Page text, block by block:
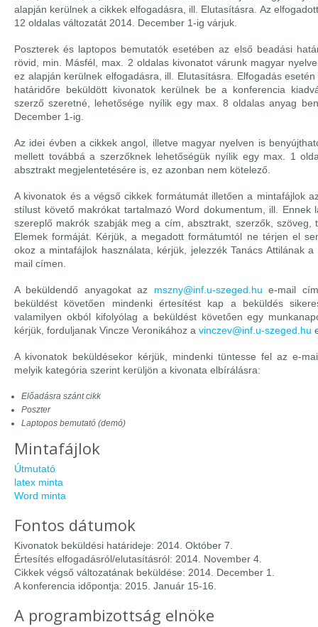
alapján kerülnek a cikkek elfogadásra, ill. Elutasításra. Az
12 oldalas változatát 2014. December 1-ig várjuk.
Poszterek és laptopos bemutatók esetében az első beadási
rövid, min. Másfél, max. 2 oldalas kivonatot várunk magyar
ez alapján kerülnek elfogadásra, ill. Elutasításra. Elfogadás
határidőre beküldött kivonatok kerülnek be a konferencia
szerző szeretné, lehetősége nyílik egy max. 8 oldalas anyag
December 1-ig.
Az idei évben a cikkek angol, illetve magyar nyelven is
mellett továbbá a szerzőknek lehetőségük nyílik egy max. 1
absztrakt megjelentetésére is, ez azonban nem kötelező.
A kivonatok és a végső cikkek formátumát illetően a mintafájlok
stílust követő makrókat tartalmazó Word dokumentum, ill. Ennek
szereplő makrók szabják meg a cím, absztrakt, szerzők, szöveg,
Elemek formáját. Kérjük, a megadott formátumtól ne térjen el
okoz a mintafájlok használata, kérjük, jelezzék Tanács Attilának a
mail címen.
A beküldendő anyagokat az mszny@inf.u-szeged.hu e-mail
beküldést követően mindenki értesítést kap a beküldés
valamilyen okból kifolyólag a beküldést követően egy
kérjük, forduljanak Vincze Veronikához a vinczev@inf.u-szeged.hu
A kivonatok beküldésekor kérjük, mindenki tüntesse fel az e-
melyik kategória szerint kerüljön a kivonata elbírálásra:
Előadásra szánt cikk
Poszter
Laptopos bemutató (demó)
Mintafájlok
Útmutató
latex minta
Word minta
Fontos dátumok
Kivonatok beküldési határideje: 2014. Október 7.
Értesítés elfogadásról/elutasításról: 2014. November 4.
Cikkek végső változatának beküldése: 2014. December 1.
A konferencia időpontja: 2015. Január 15-16.
A programbizottság elnöke